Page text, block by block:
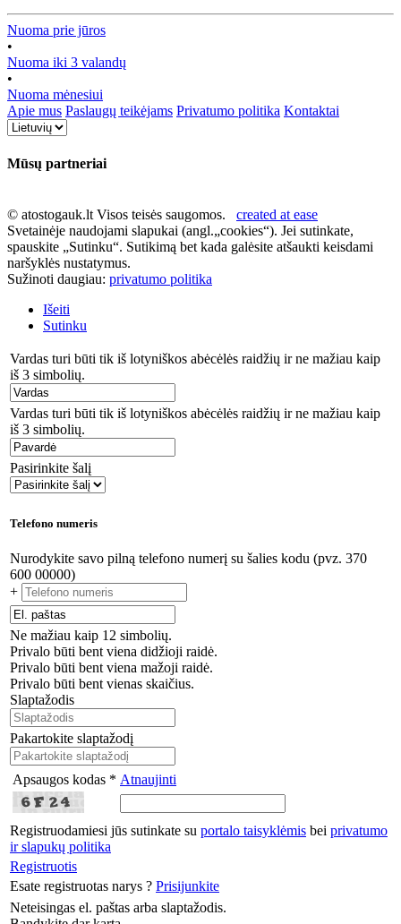
Nuoma prie jūros
•
Nuoma iki 3 valandų
•
Nuoma mėnesiui
Apie mus Paslaugų teikėjams Privatumo politika Kontaktai
Mūsų partneriai
© atostogauk.lt Visos teisės saugomos. created at ease
Svetainėje naudojami slapukai (angl.„cookies“). Jei sutinkate,
spauskite „Sutinku“. Sutikimą bet kada galėsite atšaukti keisdami
naršyklės nustatymus.
Sužinoti daugiau: privatumo politika
Išeiti
Sutinku
Vardas turi būti tik iš lotyniškos abėcėlės raidžių ir ne mažiau kaip
iš 3 simbolių.
Vardas turi būti tik iš lotyniškos abėcėlės raidžių ir ne mažiau kaip
iš 3 simbolių.
Pasirinkite šalį
Telefono numeris
Nurodykite savo pilną telefono numerį su šalies kodu (pvz. 370
600 00000)
+
Ne mažiau kaip 12 simbolių.
Privalo būti bent viena didžioji raidė.
Privalo būti bent viena mažoji raidė.
Privalo būti bent vienas skaičius.
Slaptažodis
Pakartokite slaptažodį
Apsaugos kodas * Atnaujinti
Registruodamiesi jūs sutinkate su portalo taisyklėmis bei privatumo
ir slapukų politika
Registruotis
Esate registruotas narys ? Prisijunkite
Neteisingas el. paštas arba slaptažodis.